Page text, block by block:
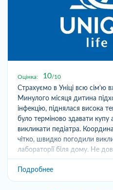
Оцінка: 10 10
Страхуємо в Уніці всю сім'ю
Минулого місяця дитина
інфекцію, піднялася висока
було терміново здавати купу
викликати педіатра.
чітко, швидко погодили
лабораторії біля дому. Не
Подробнее